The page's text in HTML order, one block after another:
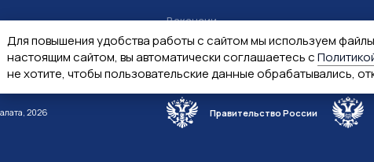
Для повышения удобства работы с сайтом мы используем
настоящим сайтом, вы автоматически соглашаетесь с
не хотите, чтобы пользовательские данные обрабатывались,
Вакансии
2026 Правительство России